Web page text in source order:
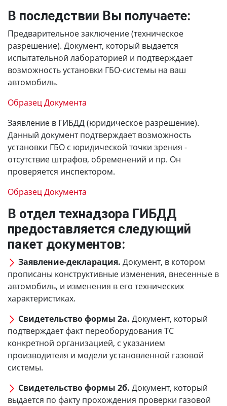
В последствии Вы получаете:
Предварительное заключение (техническое
разрешение). Документ, который выдается
испытательной лабораторией и подтверждает
возможность установки ГБО-системы на ваш
автомобиль.
Образец Документа
Заявление в ГИБДД (юридическое разрешение).
Данный документ подтверждает возможность
установки ГБО с юридической точки зрения -
отсутствие штрафов, обременений и пр. Он
проверяется инспектором.
Образец Документа
В отдел технадзора ГИБДД
предоставляется следующий
пакет документов:
Заявление-декларация. Документ, в котором
прописаны конструктивные изменения, внесенные в
автомобиль, и изменения в его технических
характеристиках.
Свидетельство формы 2а. Документ, который
подтверждает факт переоборудования ТС
конкретной организацией, с указанием
производителя и модели установленной газовой
системы.
Свидетельство формы 2б. Документ, который
выдается по факту прохождения проверки газовой